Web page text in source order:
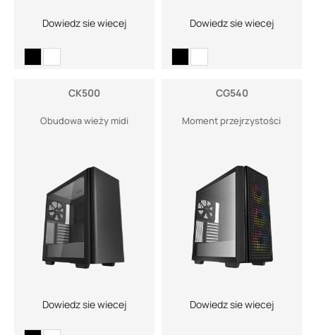
Dowiedz sie wiecej Dowiedz sie wiecej
CK500
Obudowa wieży midi
Dowiedz sie wiecej
CG540
Moment przejrzystości
Dowiedz sie wiecej